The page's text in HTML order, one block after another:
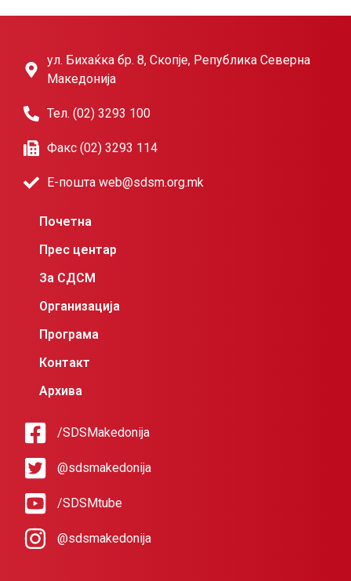
ул. Бихаќка бр. 8, Скопје, Република Северна
Македонија
Тел. (02) 3293 100
Факс (02) 3293 114
Е-пошта web@sdsm.org.mk
Почетна
Прес центар
За СДСМ
Организација
Програма
Контакт
Архива
/SDSMakedonija
@sdsmakedonija
/SDSMtube
@sdsmakedonija